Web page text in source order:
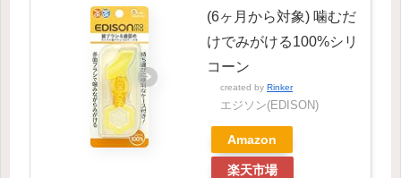
(6ヶ月から対象) 噛むだ
けでみがける100%シリ
コーン
created by Rinker
エジソン(EDISON)
Amazon
楽天市場